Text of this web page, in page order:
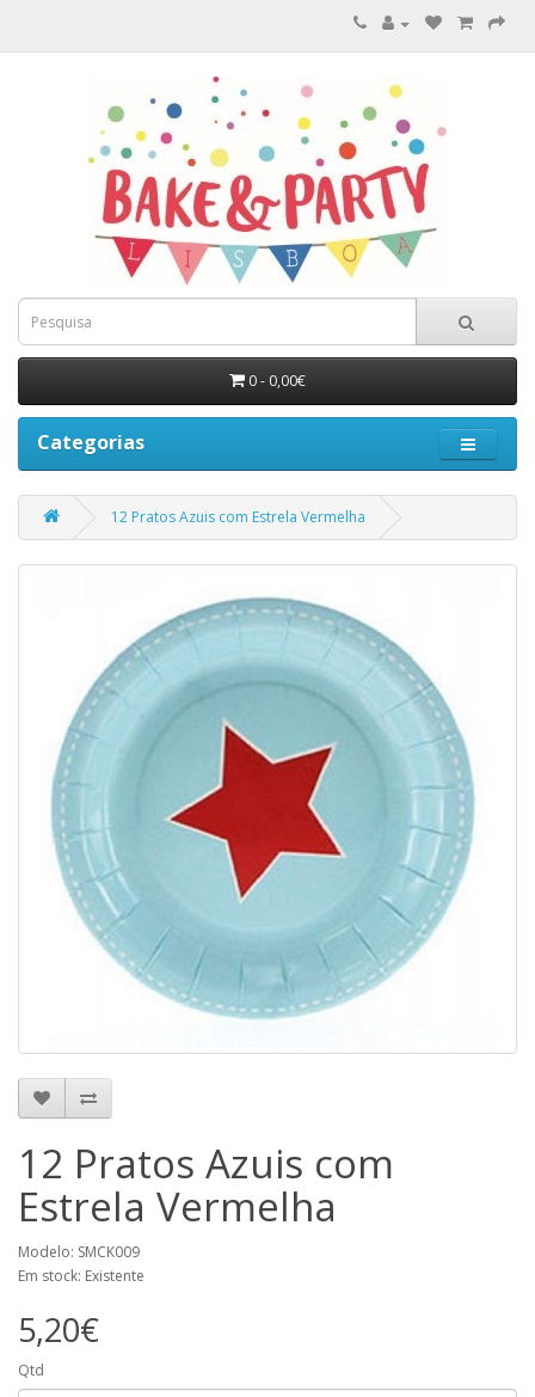
0 - 0,00€
Categorias
12 Pratos Azuis com Estrela Vermelha
12 Pratos Azuis com
Estrela Vermelha
Modelo: SMCK009
Em stock: Existente
5,20€
Qtd